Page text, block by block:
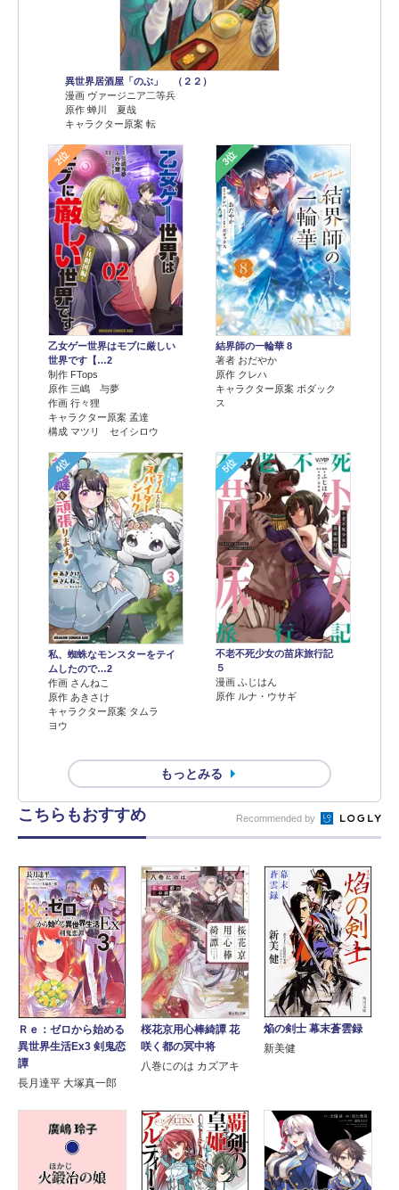
異世界居酒屋「のぶ」 （２２）
漫画 ヴァージニア二等兵
原作 蝉川 夏哉
キャラクター原案 転
2位
乙女ゲー世界はモブに厳しい
世界です【…2
制作 FTops
原作 三嶋 与夢
作画 行々狸
キャラクター原案 孟達
構成 マツリ セイシロウ
3位
結界師の一輪華 8
著者 おだやか
原作 クレハ
キャラクター原案 ボダック
ス
4位
私、蜘蛛なモンスターをテイ
ムしたので…2
作画 さんねこ
原作 あきさけ
キャラクター原案 タムラ
ヨウ
5位
不老不死少女の苗床旅行記
５
漫画 ふじはん
原作 ルナ・ウサギ
もっとみる
こちらもおすすめ Recommended by
Ｒｅ：ゼロから始める
異世界生活Ex3 剣鬼恋
譚
長月達平 大塚真一郎
桜花京用心棒綺譚 花
咲く都の冥中将
八巻にのは カズアキ
焔の剣士 幕末蒼雲録
新美健